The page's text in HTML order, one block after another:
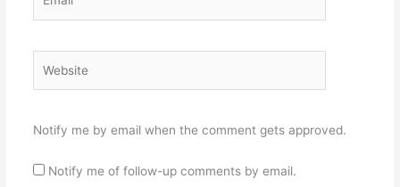
Notify me by email when the comment gets approved.
Notify me of follow-up comments by email.